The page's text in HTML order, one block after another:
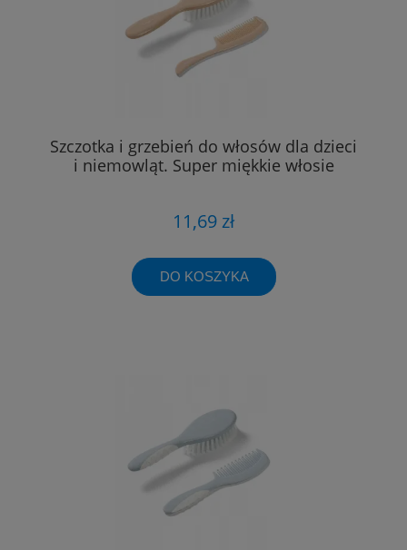
Szczotka i grzebień do włosów dla dzieci
i niemowląt. Super miękkie włosie
11,69 zł
DO KOSZYKA